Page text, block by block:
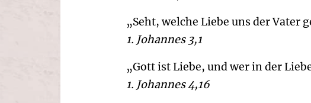
„Seht, welche Liebe uns der Vater
1. Johannes 3,1
„Gott ist Liebe, und wer in der
1. Johannes 4,16